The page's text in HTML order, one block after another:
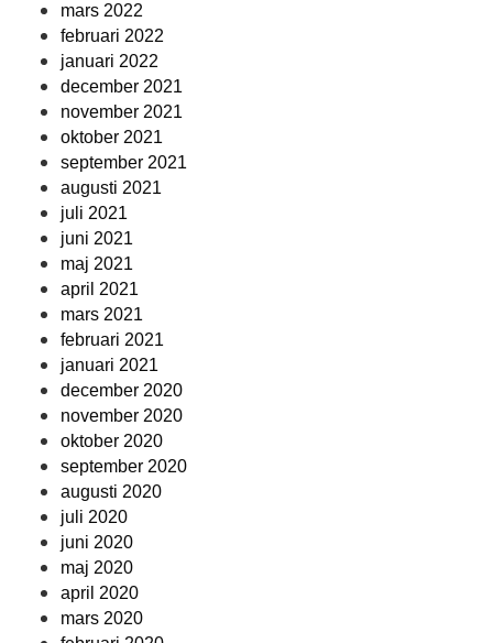
mars 2022
februari 2022
januari 2022
december 2021
november 2021
oktober 2021
september 2021
augusti 2021
juli 2021
juni 2021
maj 2021
april 2021
mars 2021
februari 2021
januari 2021
december 2020
november 2020
oktober 2020
september 2020
augusti 2020
juli 2020
juni 2020
maj 2020
april 2020
mars 2020